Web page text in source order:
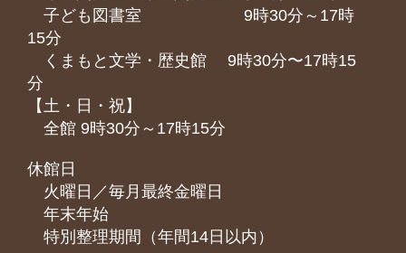
子ども図書室 9時30分～17時
15分
くまもと⽂学・歴史館 9時30分〜17時15
分
【土・日・祝】
全館 9時30分～17時15分
休館日
火曜日／毎月最終金曜日
年末年始
特別整理期間（年間14日以内）